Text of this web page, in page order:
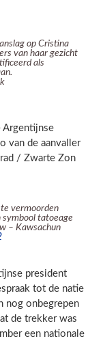
op Cristina
van haar gezicht
als
Argentijnse
van de aanvaller
/ Zwarte Zon
vermoorden
tatoeage
– Kawsachun
president
tot de natie
nog onbegrepen
de trekker was
een nationale